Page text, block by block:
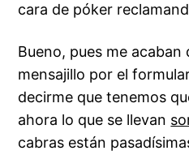
cara de póker
Bueno, pues me acaban
mensajillo por el
decirme que tenemos
ahora lo que se llevan
cabras están